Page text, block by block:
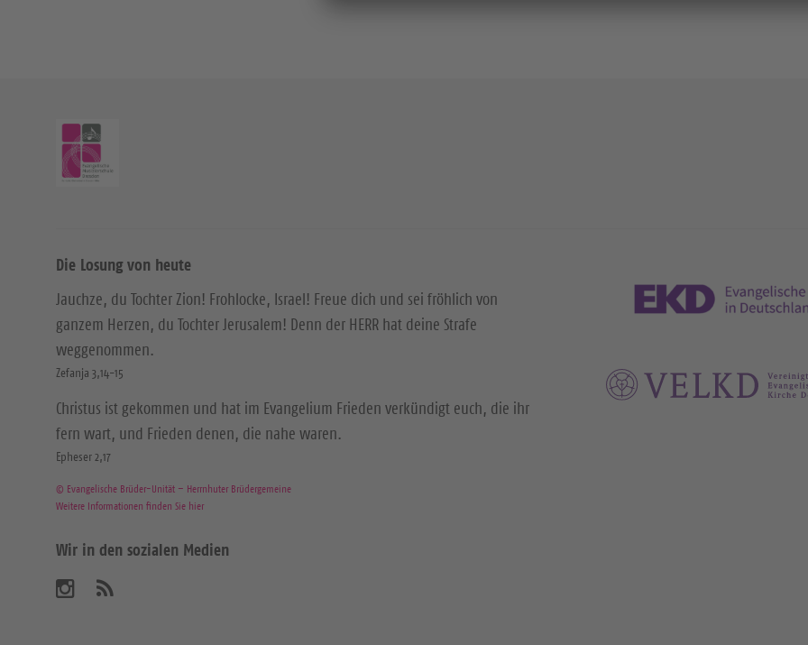
Die Losung von heute
Jauchze, du Tochter Zion! Frohlocke, Israel! Freue dich und sei fröhlich von
ganzem Herzen, du Tochter Jerusalem! Denn der HERR hat deine Strafe
weggenommen.
Zefanja 3,14-15
Christus ist gekommen und hat im Evangelium Frieden verkündigt euch, die ihr
fern wart, und Frieden denen, die nahe waren.
Epheser 2,17
© Evangelische Brüder-Unität – Herrnhuter Brüdergemeine
Weitere Informationen finden Sie hier
Wir in den sozialen Medien